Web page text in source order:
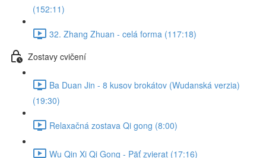
(152:11)
32. Zhang Zhuan - celá forma (117:18)
Zostavy cvičení
Ba Duan Jin - 8 kusov brokátov (Wudanská verzia)
(19:30)
Relaxačná zostava Qi gong (8:00)
Wu Qin Xi Qi Gong - Päť zvierat (17:16)